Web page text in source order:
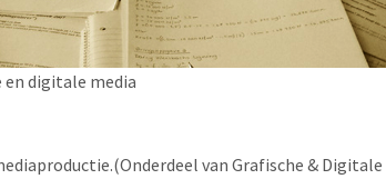
en digitale media
van Grafische & Digitale